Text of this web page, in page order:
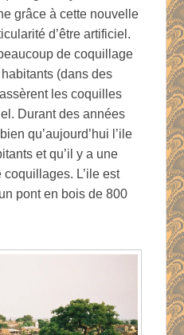
grâce à cette nouvelle
d’être artificiel.
de coquillage
(dans des
les coquilles
Durant des années
qu’aujourd’hui l’ile
et qu’il y a une
L’ile est
pont en bois de 800